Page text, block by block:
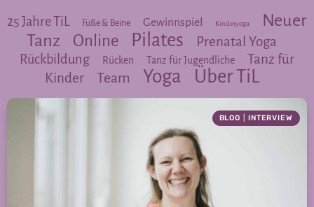
BLOG INTERVIEW
25 Jahre TiL Füße & Beine Gewinnspiel Kinderyoga
Neuer
Tanz
Online Pilates Prenatal Yoga
Rückbildung Rücken Tanz für Jugendliche
Tanz für
Kinder
Team Yoga Über TiL